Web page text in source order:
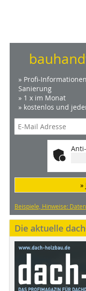
» Profi-
Sanierung
» 1 x im Monat
» kostenlos und
»
Beispiele, Hinweise:
Die aktuelle